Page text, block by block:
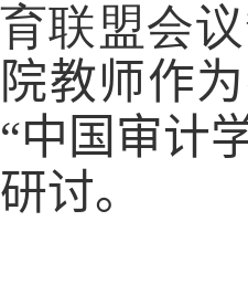
育联盟会
院教师作
“中国审计
研讨。